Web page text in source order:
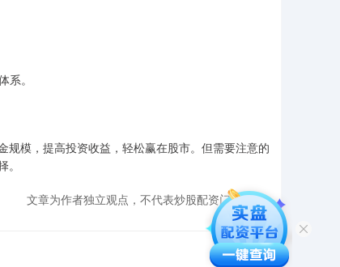
。
模，提高投资收益，轻松赢在股市。但需要注意的
文章为作者独立观点，不代表炒股配资门户观点